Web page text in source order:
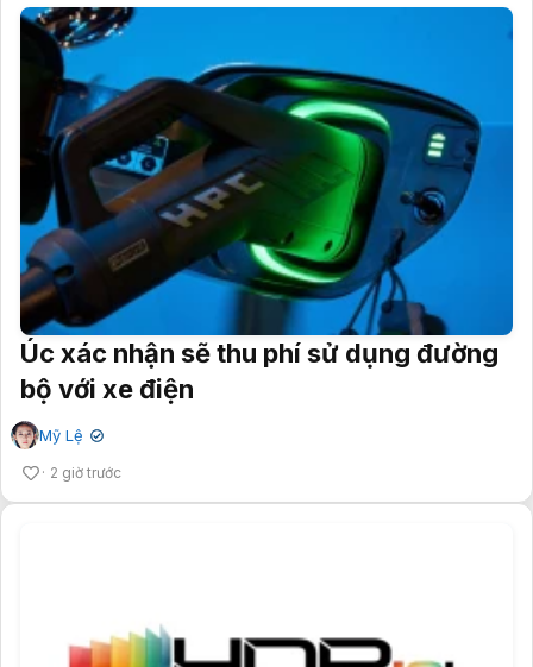
Úc xác nhận sẽ thu phí sử dụng đường
bộ với xe điện
Mỹ Lệ ✔
2 giờ trước